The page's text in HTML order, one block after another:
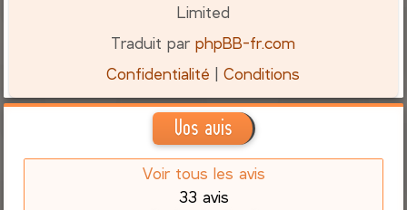
Limited
Traduit parphpBB-fr.com
Confidentialité |Conditions
Vos avis
Voir tous les avis
33 avis